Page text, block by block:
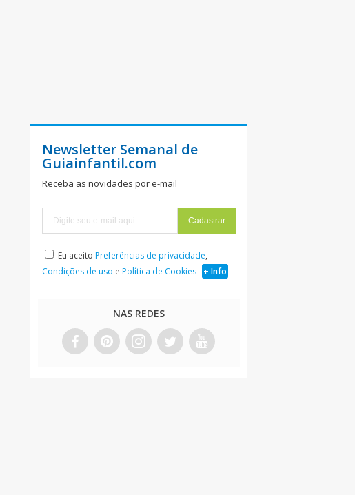
Newsletter Semanal de
Guiainfantil.com
Receba as novidades por e-mail
Eu aceito Preferências de privacidade,
Condições de uso e Política de Cookies + Info
NAS REDES